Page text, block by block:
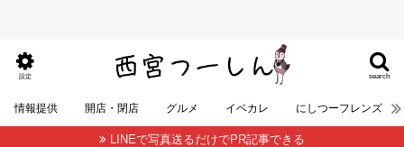
search
設定
情報提供 開店・閉店 グルメ イベカレ にしつーフレンズ
LINEで写真送るだけでPR記事できる